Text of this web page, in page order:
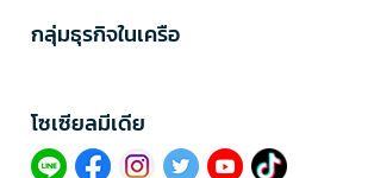
กลุ่มธุรกิจในเครือ
โซเซียลมีเดีย​